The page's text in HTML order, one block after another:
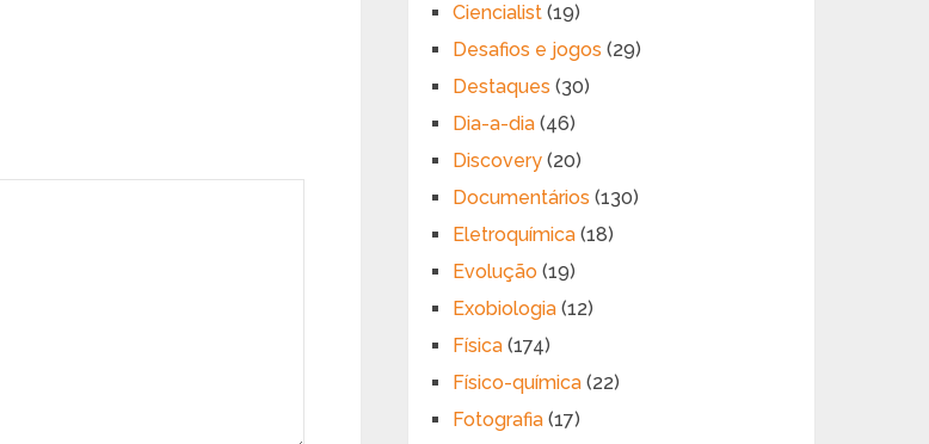
Ciencialist (19)
Desafios e jogos (29)
Destaques (30)
Dia-a-dia (46)
Discovery (20)
Documentários (130)
Eletroquímica (18)
Evolução (19)
Exobiologia (12)
Física (174)
Físico-química (22)
Fotografia (17)